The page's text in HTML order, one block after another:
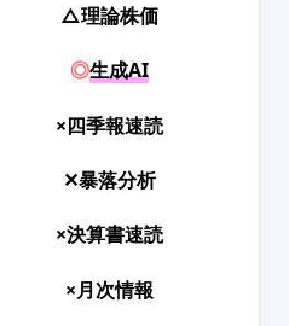
△理論株価
◎生成AI
×四季報速読
✕暴落分析
×決算書速読
×月次情報